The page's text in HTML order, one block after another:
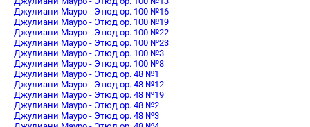
Джулиани Мауро - Этюд op. 100 №16
Джулиани Мауро - Этюд op. 100 №19
Джулиани Мауро - Этюд op. 100 №22
Джулиани Мауро - Этюд op. 100 №23
Джулиани Мауро - Этюд op. 100 №3
Джулиани Мауро - Этюд op. 100 №8
Джулиани Мауро - Этюд op. 48 №1
Джулиани Мауро - Этюд op. 48 №12
Джулиани Мауро - Этюд op. 48 №19
Джулиани Мауро - Этюд op. 48 №2
Джулиани Мауро - Этюд op. 48 №3